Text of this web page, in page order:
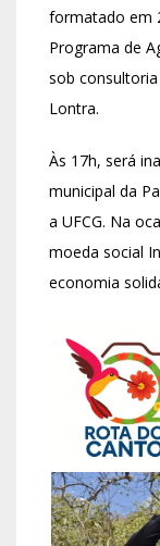
formatado em
Programa de
sob
Lontra.
Às 17h, será
municipal da
a UFCG. Na
moeda social
economia